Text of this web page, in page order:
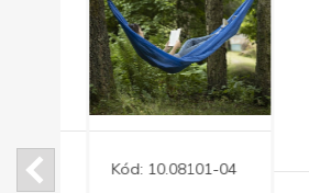
Kód:10.08101-04